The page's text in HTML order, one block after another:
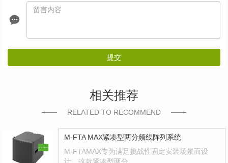
提交
相关推荐
RELATED TO RECOMMEND
M-FTA MAX紧凑型两分频线阵列系统
M-FTAMAX专为满足挑战性固定安装场景而设